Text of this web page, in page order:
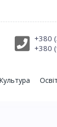
+380
+380
Культура